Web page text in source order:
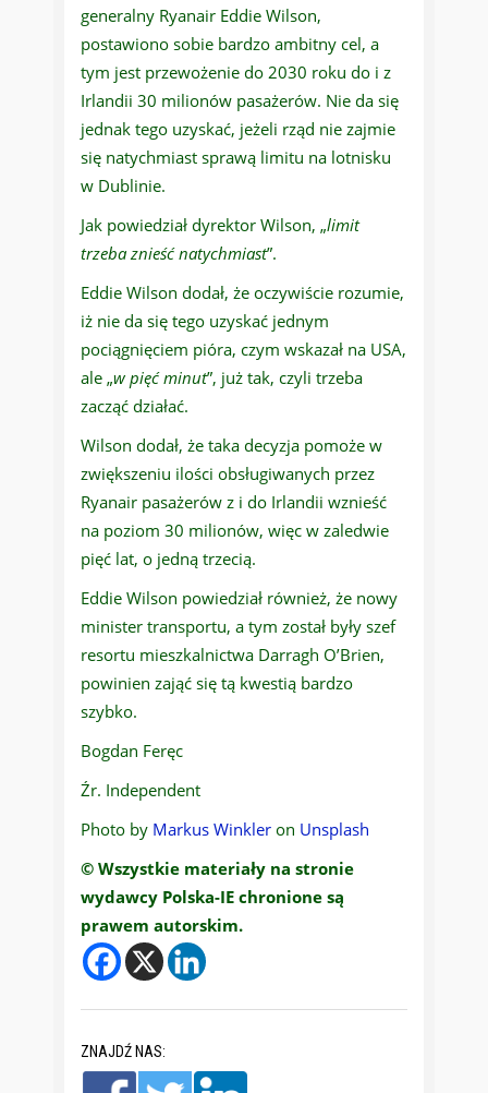
generalny Ryanair Eddie Wilson,
postawiono sobie bardzo ambitny cel, a
tym jest przewożenie do 2030 roku do i z
Irlandii 30 milionów pasażerów. Nie da się
jednak tego uzyskać, jeżeli rząd nie zajmie
się natychmiast sprawą limitu na lotnisku
w Dublinie.
Jak powiedział dyrektor Wilson, „limit
trzeba znieść natychmiast”.
Eddie Wilson dodał, że oczywiście rozumie,
iż nie da się tego uzyskać jednym
pociągnięciem pióra, czym wskazał na USA,
ale „w pięć minut”, już tak, czyli trzeba
zacząć działać.
Wilson dodał, że taka decyzja pomoże w
zwiększeniu ilości obsługiwanych przez
Ryanair pasażerów z i do Irlandii wznieść
na poziom 30 milionów, więc w zaledwie
pięć lat, o jedną trzecią.
Eddie Wilson powiedział również, że nowy
minister transportu, a tym został były szef
resortu mieszkalnictwa Darragh O’Brien,
powinien zająć się tą kwestią bardzo
szybko.
Bogdan Feręc
Źr. Independent
Photo by Markus Winkler on Unsplash
© Wszystkie materiały na stronie
wydawcy Polska-IE chronione są
prawem autorskim.
ZNAJDŹ NAS: